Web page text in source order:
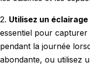
2. Utilisez un
essentiel pour capturer
pendant la journée
abondante, ou utilisez